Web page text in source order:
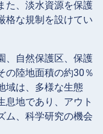
た、淡水資源を保護
格な規制を設けてい
、自然保護区、保護
の陸地面積の約30％
域は、多様な生態
息地であり、アウト
ム、科学研究の機会